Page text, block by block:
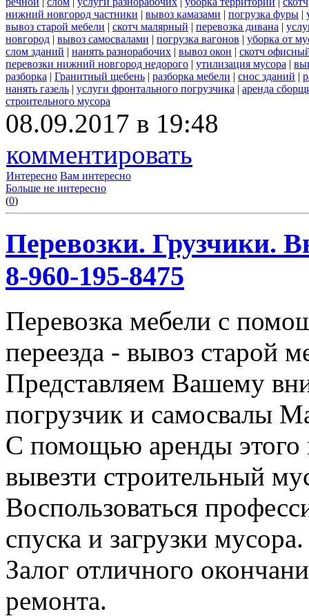
нижний новгород частники | вывоз камазами | погрузка фуры |
вывоз старой мебели | скотч малярный | перевозка дивана |
новгород | вывоз самосвалами | погрузка вагонов | уборка от
слом зданий | нанять разнорабочих | вывоз окон | скотч
перевозки нижний новгород недорого | утилизация мусора |
разборка | Гранитный щебень | разборка мебели | снос зданий |
нанять газель | услуги фронтального погрузчика | аренда
строительного мусора
08.09.2017 в 19:48
комментировать
Интересно Вам интересно
Больше не интересно
(0)
Перевозки. Грузчики.
8-960-195-8475
Перевозка мебели с
переезда - вывоз старой
Представляем Вашему
погрузчик и самосвалы
С помощью аренды этого
вывезти строительный
Воспользоваться
спуска и загрузки мусора.
Залог отличного
ремонта.